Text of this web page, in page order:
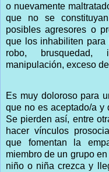
o nuevamente
que no se
posibles agresores o
que los inhabiliten para
robo, brusquedad,
manipulación, exceso
Es muy doloroso para
que no es aceptado/a y
Se pierden así, entre
hacer vínculos
que fomentan la
miembro de un grupo
niño o niña crezca y